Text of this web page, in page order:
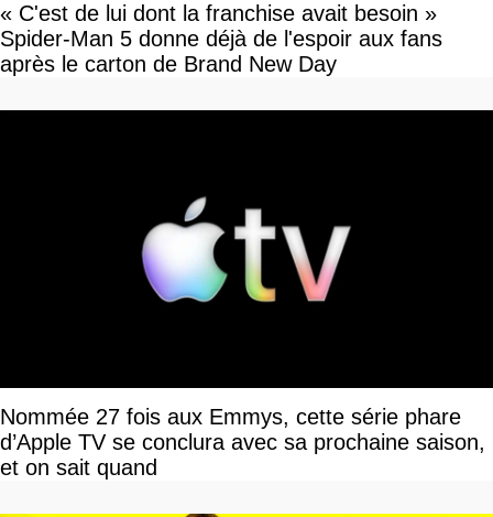
« C'est de lui dont la franchise avait besoin »
Spider-Man 5 donne déjà de l'espoir aux fans
après le carton de Brand New Day
Nommée 27 fois aux Emmys, cette série phare
d’Apple TV se conclura avec sa prochaine saison,
et on sait quand